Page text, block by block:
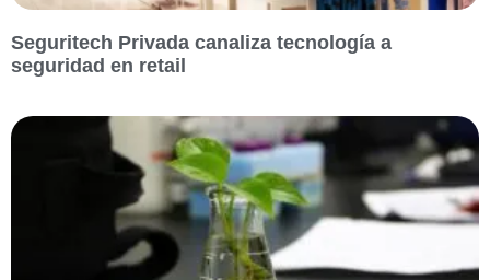
Seguritech Privada canaliza tecnología a
seguridad en retail